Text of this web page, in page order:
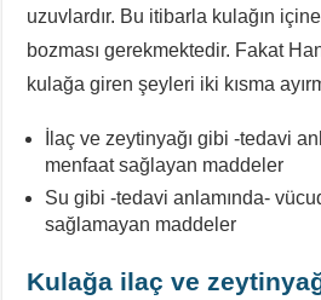
uzuvlardır. Bu itibarla kulağın
bozması gerekmektedir. Fakat
kulağa giren şeyleri iki kısma
İlaç ve zeytinyağı gibi -tedavi
menfaat sağlayan maddeler
Su gibi -tedavi anlamında-
sağlamayan maddeler
Kulağa ilaç ve